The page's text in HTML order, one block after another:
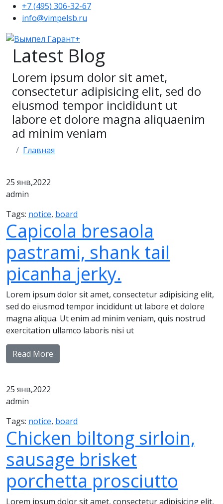
+7 (495) 306-32-67
info@vimpelsb.ru
Latest Blog
Lorem ipsum dolor sit amet,
consectetur adipisicing elit, sed do
eiusmod tempor incididunt ut
labore et dolore magna aliquaenim
ad minim veniam
Главная
25 янв,2022
admin
Tags: notice, board
Capicola bresaola
pastrami, shank tail
picanha jerky.
Lorem ipsum dolor sit amet, consectetur adipisicing elit,
sed do eiusmod tempor incididunt ut labore et dolore
magna aliqua. Ut enim ad minim veniam, quis nostrud
exercitation ullamco laboris nisi ut
Read More
25 янв,2022
admin
Tags: notice, board
Chicken biltong sirloin,
sausage brisket
porchetta prosciutto
Lorem ipsum dolor sit amet, consectetur adipisicing elit,